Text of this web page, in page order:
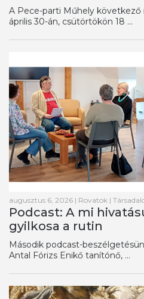
A Pece-parti Műhely
április 30-án, csütörtökön 18 ...
augusztus 6, 2026 | Rovatok |
Podcast: A mi
gyilkosa a rutin
Második podcast-
Antal Fórizs Enikő tanítónő, ...